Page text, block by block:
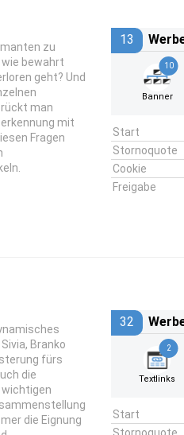
zu
bewahrt
geht? Und
man
mit
Fragen
13
10
Banner
Start
Stornoquote
Cookie
Freigabe
Branko
fürs
die
die Eignung
32
2
Textlinks
Start